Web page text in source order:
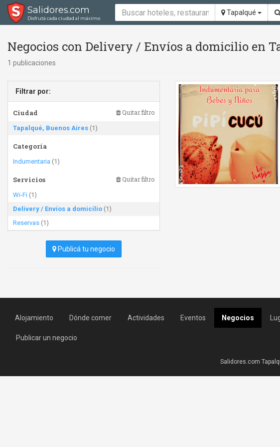
Salidores.com
Disfrutá cada ciudad al máximo
Tapalqué
Negocios con Delivery / Envíos a domicilio en
1 publicaciones
Filtrar por:
Ciudad Quitar filtro
Tapalqué, Buenos Aires (1)
Categoría
Indumentaria (1)
Servicios Quitar filtro
Wi-Fi (1)
Delivery / Envíos a domicilio (1)
Reservas (1)
Publicá tu negocio
Alojamiento Dónde comer Actividades Eventos Negocios
Publicar un negocio
Salidores.com